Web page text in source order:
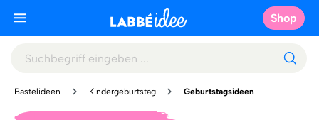
Shop
Bastelideen Kindergeburtstag Geburtstagsideen